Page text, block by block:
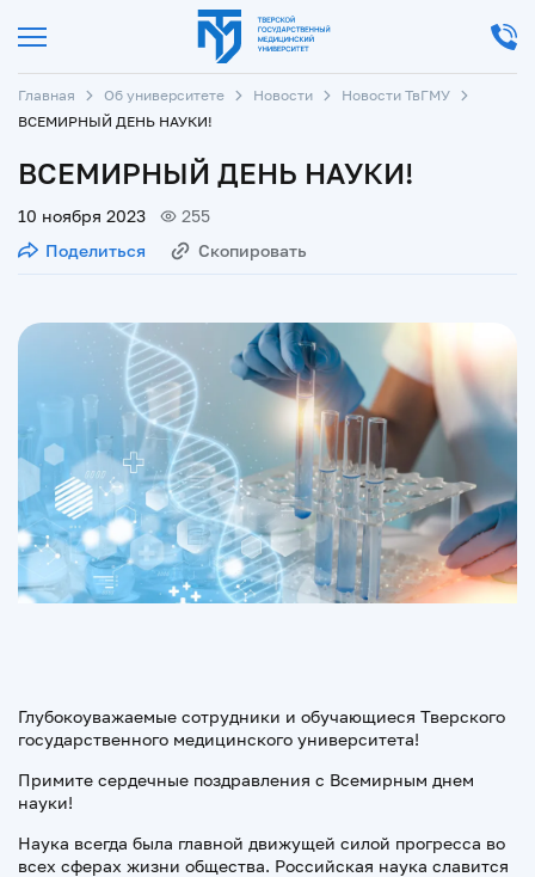
Главная Об университете Новости
Новости ТвГМУ
ВСЕМИРНЫЙ ДЕНЬ НАУКИ!
ВСЕМИРНЫЙ ДЕНЬ НАУКИ!
10 ноября 2023
255
Поделиться
Скопировать
Глубокоуважаемые сотрудники и обучающиеся Тверского
государственного медицинского университета!
Примите сердечные поздравления с Всемирным днем
науки!
Наука всегда была главной движущей силой прогресса во
всех сферах жизни общества. Российская наука славится